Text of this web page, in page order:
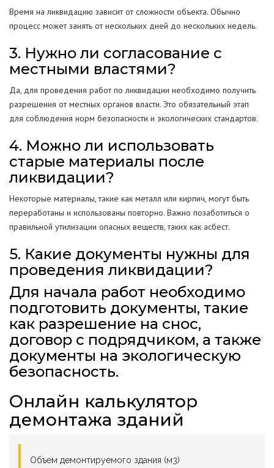
Время на ликвидацию зависит от сложности объекта. Обычно
процесс может занять от нескольких дней до нескольких недель.
3. Нужно ли согласование с
местными властями?
Да, для проведения работ по ликвидации необходимо получить
разрешения от местных органов власти. Это обязательный этап
для соблюдения норм безопасности и экологических стандартов.
4. Можно ли использовать
старые материалы после
ликвидации?
Некоторые материалы, такие как металл или кирпич, могут быть
переработаны и использованы повторно. Важно позаботиться о
правильной утилизации опасных веществ, таких как асбест.
5. Какие документы нужны для
проведения ликвидации?
Для начала работ необходимо
подготовить документы, такие
как разрешение на снос,
договор с подрядчиком, а также
документы на экологическую
безопасность.
Онлайн калькулятор
демонтажа зданий
Объем демонтируемого здания (м3)